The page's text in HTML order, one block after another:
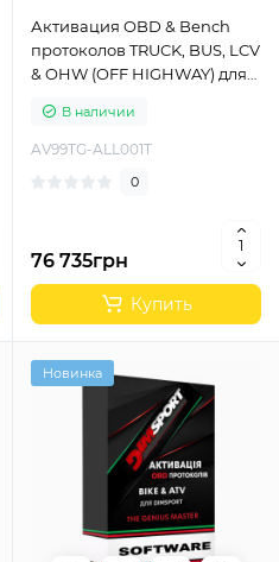
Активация OBD & Bench
протоколов TRUCK, BUS, LCV
& OHW (OFF HIGHWAY) для
В наличии
AV99TG-ALL001T
0
76 735грн
Купить
Новинка